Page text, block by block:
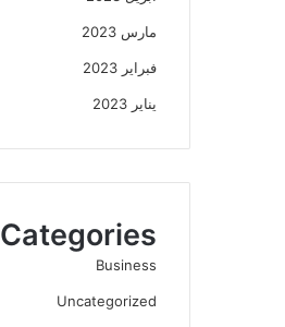
مارس 2023
فبراير 2023
يناير 2023
Categories
Business
Uncategorized